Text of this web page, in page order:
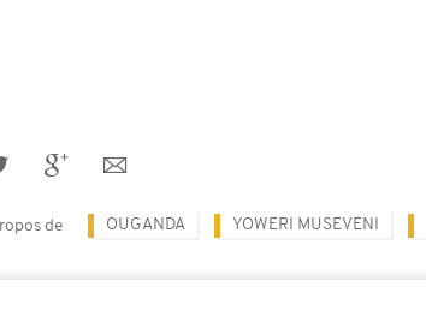
de OUGANDA YOWERI MUSEVENI